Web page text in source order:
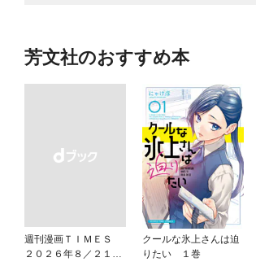
芳文社のおすすめ本
週刊漫画ＴＩＭＥＳ
２０２６年８／２１・
クールな氷上さんは迫
りたい １巻